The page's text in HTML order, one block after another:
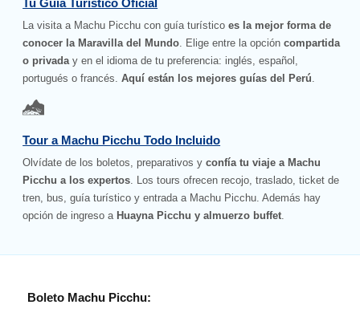
La visita a Machu Picchu con guía turístico es la mejor forma de
conocer la Maravilla del Mundo. Elige entre la opcióncompartida
o privaday en el idioma de tu preferencia: inglés, español,
portugués o francés.Aquí están los mejores guías del Perú.
Tour a Machu Picchu Todo Incluido
Olvídate de los boletos, preparativos yconfía tu viaje a Machu
Picchu a los expertos. Los tours ofrecen recojo, traslado, ticket de
tren, bus, guía turístico y entrada a Machu Picchu. Además hay
opción de ingreso a Huayna Picchu y almuerzo buffet.
Boleto Machu Picchu: